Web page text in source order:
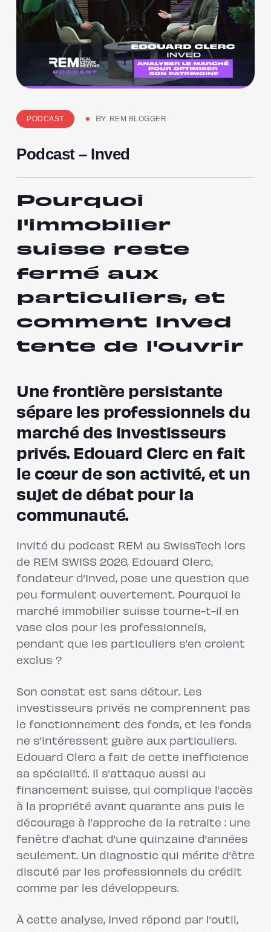
PODCAST BY REM BLOGGER
Podcast – Inved
Pourquoi
l'immobilier
suisse reste
fermé aux
particuliers, et
comment Inved
tente de l'ouvrir
Une frontière persistante
sépare les professionnels du
marché des investisseurs
privés. Edouard Clerc en fait
le cœur de son activité, et un
sujet de débat pour la
communauté.
Invité du podcast REM au SwissTech lors
de REM SWISS 2026, Edouard Clerc,
fondateur d’Inved, pose une question que
peu formulent ouvertement. Pourquoi le
marché immobilier suisse tourne-t-il en
vase clos pour les professionnels,
pendant que les particuliers s’en croient
exclus ?
Son constat est sans détour. Les
investisseurs privés ne comprennent pas
le fonctionnement des fonds, et les fonds
ne s’intéressent guère aux particuliers.
Edouard Clerc a fait de cette inefficience
sa spécialité. Il s’attaque aussi au
financement suisse, qui complique l’accès
à la propriété avant quarante ans puis le
décourage à l’approche de la retraite : une
fenêtre d’achat d’une quinzaine d’années
seulement. Un diagnostic qui mérite d’être
discuté par les professionnels du crédit
comme par les développeurs.
À cette analyse, Inved répond par l’outil,